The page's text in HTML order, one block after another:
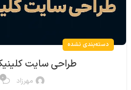
دسته‌بندی نشده
طراحی سایت
مهرزاد 0